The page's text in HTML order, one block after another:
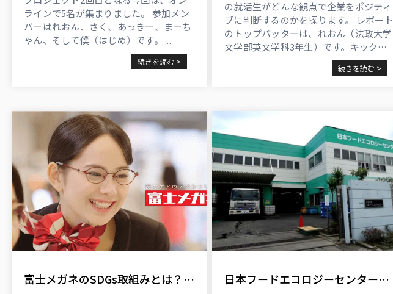
ラインで5名が集まりました。 参加メン
バーはれおん、さく、あっきー、まーち
ゃん、そして僕（はじめ）です。 ...
続きを読む >
の就活生がどんな観点で企業をポジティ
ブに判断するのかを探ります。 レポート
のトップバッターは、れおん（法政大学
文学部英文学科3年生）です。キックオ
フで出たお題をどう深堀りするのでしょ
続きを読む >
富士メガネのSDGs取組みとは？グローバルな活動内容をご紹介 日本フードエコロジーセンターのSDGs取組みとは?食品ロス削減から美味しい食事をつなぐ事例を解説